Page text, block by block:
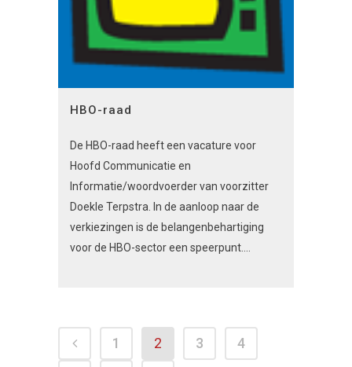
HBO-raad
De HBO-raad heeft een vacature voor
Hoofd Communicatie en
Informatie/woordvoerder van voorzitter
Doekle Terpstra. In de aanloop naar de
verkiezingen is de belangenbehartiging
voor de HBO-sector een speerpunt....
1 2 3
4